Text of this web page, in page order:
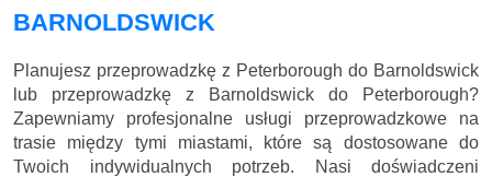
BARNOLDSWICK
Planujesz przeprowadzkę z Peterborough do Barnoldswick
lub przeprowadzkę z Barnoldswick do Peterborough?
Zapewniamy profesjonalne usługi przeprowadzkowe na
trasie między tymi miastami, które są dostosowane do
Twoich indywidualnych potrzeb. Nasi doświadczeni